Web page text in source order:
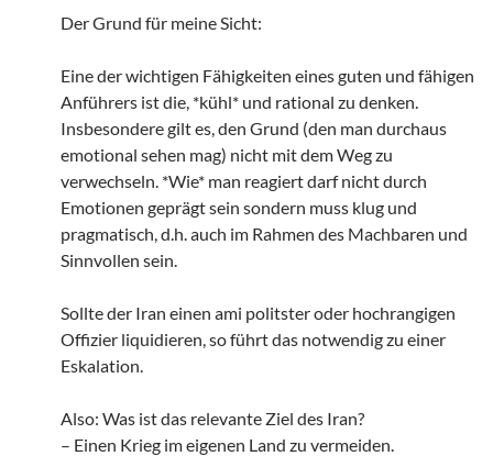
Der Grund für meine Sicht:
Eine der wichtigen Fähigkeiten eines guten und fähigen
Anführers ist die, *kühl* und rational zu denken.
Insbesondere gilt es, den Grund (den man durchaus
emotional sehen mag) nicht mit dem Weg zu
verwechseln. *Wie* man reagiert darf nicht durch
Emotionen geprägt sein sondern muss klug und
pragmatisch, d.h. auch im Rahmen des Machbaren und
Sinnvollen sein.
Sollte der Iran einen ami politster oder hochrangigen
Offizier liquidieren, so führt das notwendig zu einer
Eskalation.
Also: Was ist das relevante Ziel des Iran?
– Einen Krieg im eigenen Land zu vermeiden.